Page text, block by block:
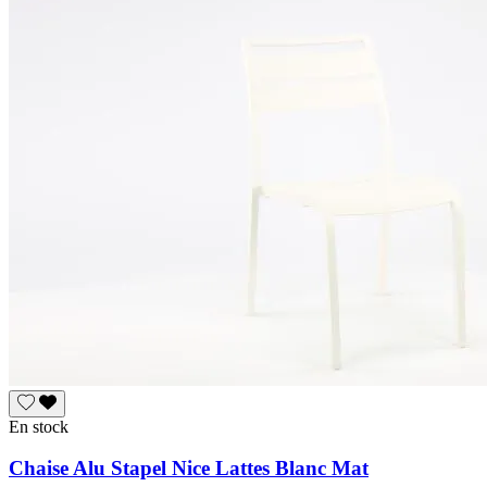
En stock
Chaise Alu Stapel Nice Lattes Blanc Mat